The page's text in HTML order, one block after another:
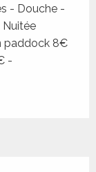
- Douche -
Nuitée
paddock 8€
-